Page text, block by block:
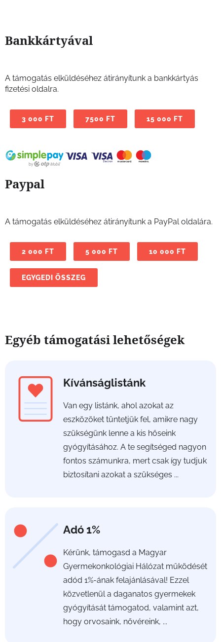
Bankkártyával
A támogatás elküldéséhez átirányítunk a bankkártyás
fizetési oldalra.
3 000 FT 7500 FT 15 000 FT
Paypal
A támogatás elküldéséhez átirányítunk a PayPal oldalára.
2 000 FT 5 000 FT 10 000 FT
EGYGEDI ÖSSZEG
Egyéb támogatási lehetőségek
Kívánságlistánk
Van egy listánk, ahol azokat az
eszközöket tüntetjük fel, amikre nagy
szükségünk lenne a kis hőseink
gyógyításához. A te segítséged nagyon
fontos számunkra, mert csak így tudjuk
biztosítani azokat a szükséges ...
Adó 1%
Kérünk, támogasd a Magyar
Gyermekonkológiai Hálózat működését
adód 1%-ának felajánlásával! Ezzel
közvetlenül a daganatos gyermekek
gyógyítását támogatod, valamint azt,
hogy orvosaink, nővéreink, ...